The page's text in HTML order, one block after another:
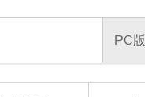
PC